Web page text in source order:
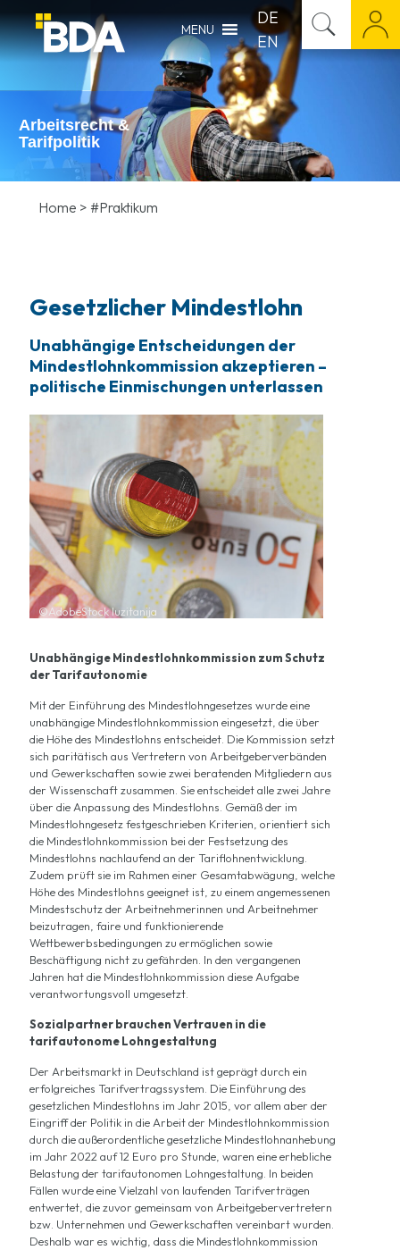
MENU
DE
EN
Arbeitsrecht &
Tarifpolitik
Home > #Praktikum
Gesetzlicher Mindestlohn
Unabhängige Entscheidungen der
Mindestlohnkommission akzeptieren –
politische Einmischungen unterlassen
©AdobeStock luzitanija
Unabhängige Mindestlohnkommission zum Schutz
der Tarifautonomie
Mit der Einführung des Mindestlohngesetzes wurde eine
unabhängige Mindestlohnkommission eingesetzt, die über
die Höhe des Mindestlohns entscheidet. Die Kommission setzt
sich paritätisch aus Vertretern von Arbeitgeberverbänden
und Gewerkschaften sowie zwei beratenden Mitgliedern aus
der Wissenschaft zusammen. Sie entscheidet alle zwei Jahre
über die Anpassung des Mindestlohns. Gemäß der im
Mindestlohngesetz festgeschrieben Kriterien, orientiert sich
die Mindestlohnkommission bei der Festsetzung des
Mindestlohns nachlaufend an der Tariflohnentwicklung.
Zudem prüft sie im Rahmen einer Gesamtabwägung, welche
Höhe des Mindestlohns geeignet ist, zu einem angemessenen
Mindestschutz der Arbeitnehmerinnen und Arbeitnehmer
beizutragen, faire und funktionierende
Wettbewerbsbedingungen zu ermöglichen sowie
Beschäftigung nicht zu gefährden. In den vergangenen
Jahren hat die Mindestlohnkommission diese Aufgabe
verantwortungsvoll umgesetzt.
Sozialpartner brauchen Vertrauen in die
tarifautonome Lohngestaltung
Der Arbeitsmarkt in Deutschland ist geprägt durch ein
erfolgreiches Tarifvertragssystem. Die Einführung des
gesetzlichen Mindestlohns im Jahr 2015, vor allem aber der
Eingriff der Politik in die Arbeit der Mindestlohnkommission
durch die außerordentliche gesetzliche Mindestlohnanhebung
im Jahr 2022 auf 12 Euro pro Stunde, waren eine erhebliche
Belastung der tarifautonomen Lohngestaltung. In beiden
Fällen wurde eine Vielzahl von laufenden Tarifverträgen
entwertet, die zuvor gemeinsam von Arbeitgebervertretern
bzw. Unternehmen und Gewerkschaften vereinbart wurden.
Deshalb war es wichtig, dass die Mindestlohnkommission